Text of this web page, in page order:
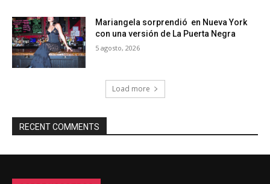
Mariangela sorprendió en Nueva York
con una versión de La Puerta Negra
5 agosto, 2026
Load more
RECENT COMMENTS